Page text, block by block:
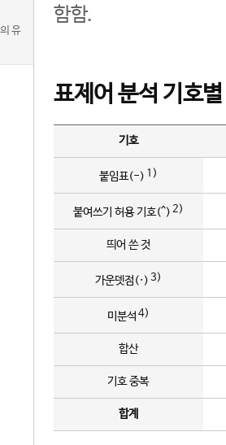
유
함함.
표제어 분석 기호
기호
붙임표(-) 1)
붙여쓰기 허용 기호(^) 2)
띄어 쓴 것
가운뎃점(·) 3)
미분석 4)
합산
기호 중복
합계